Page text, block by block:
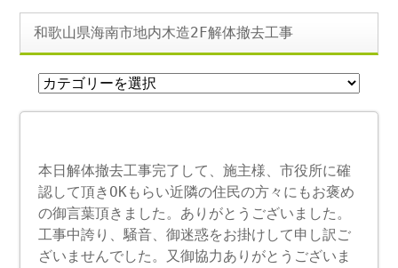
和歌山県海南市地内木造2F解体撤去工事
本日解体撤去工事完了して、施主様、市役所に確
認して頂きOKもらい近隣の住民の方々にもお褒め
の御言葉頂きました。ありがとうございました。
工事中誇り、騒音、御迷惑をお掛けして申し訳ご
ざいませんでした。又御協力ありがとうございま